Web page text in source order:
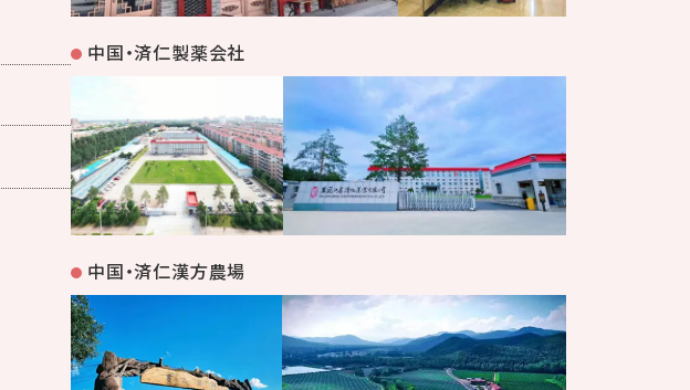
中国・済仁製薬会社
中国・済仁漢方農場